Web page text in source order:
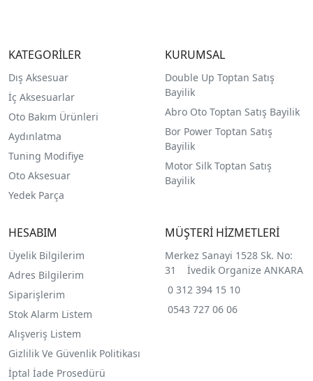
KATEGORİLER
Dış Aksesuar
İç Aksesuarlar
Oto Bakım Ürünleri
Aydınlatma
Tuning Modifiye
Oto Aksesuar
Yedek Parça
KURUMSAL
Double Up Toptan Satış
Bayilik
Abro Oto Toptan Satış Bayilik
Bor Power Toptan Satış
Bayilik
Motor Silk Toptan Satış
Bayilik
HESABIM
Üyelik Bilgilerim
Adres Bilgilerim
Siparişlerim
Stok Alarm Listem
Alışveriş Listem
Gizlilik Ve Güvenlik Politikası
İptal İade Prosedürü
MÜŞTERİ HİZMETLERİ
Merkez Sanayi 1528 Sk. No:
31 İvedik Organize ANKARA
0 312 394 15 10
0543 727 06 06